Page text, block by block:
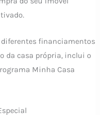
financiamentos
da casa própria, inclui o
Minha Casa